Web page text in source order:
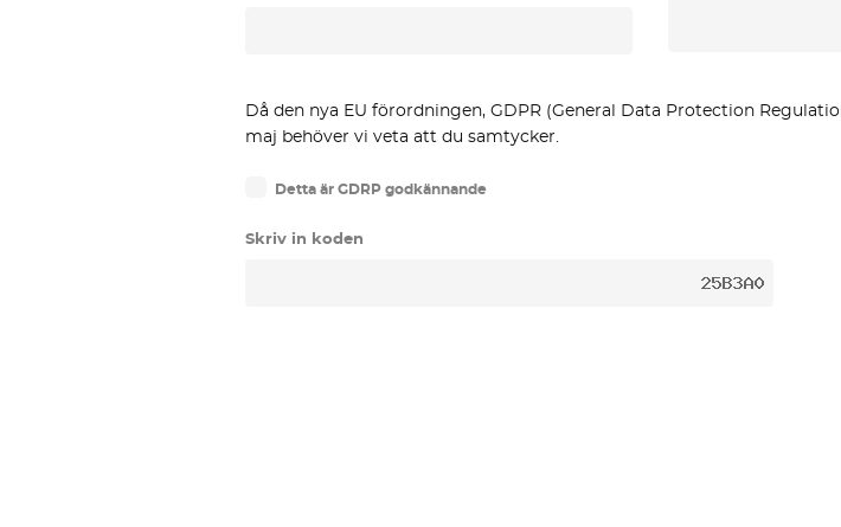
Då den nya EU förordningen, GDPR (General Data Protection
maj behöver vi veta att du samtycker.
Detta är GDRP godkännande
Skriv in koden